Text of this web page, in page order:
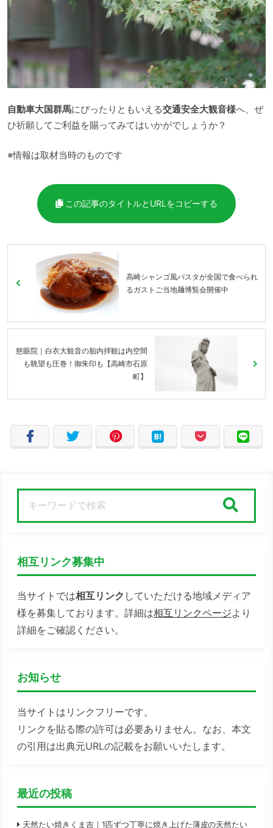
自動車大国群馬にぴったりともいえる交通安全大観音様へ、ぜ
ひ祈願してご利益を賜ってみてはいかがでしょうか？
※情報は取材当時のものです
この記事のタイトルとURLをコピーする
高崎シャンゴ風パスタが全国で食べられ
るガストご当地麺博覧会開催中
慈眼院｜白衣大観音の胎内拝観は内空間
も眺望も圧巻！御朱印も【高崎市石原
町】
相互リンク募集中
当サイトでは相互リンク していただける地域メディア
様を募集しております。詳細は相互リンクページより
詳細をご確認ください。
お知らせ
当サイトはリンクフリーです。
リンクを貼る際の許可は必要ありません。なお、本文
の引用は出典元URLの記載をお願いいたします。
最近の投稿
天然たい焼きくま吉｜1匹ずつ丁寧に焼き上げた薄皮の天然たい